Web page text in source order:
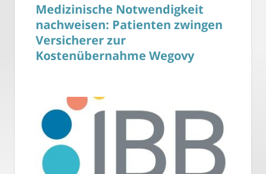
Medizinische Notwendigkeit
nachweisen: Patienten zwingen
Versicherer zur
Kostenübernahme Wegovy